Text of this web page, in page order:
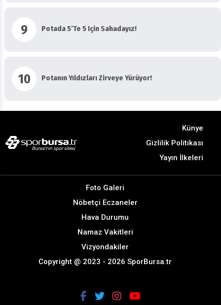
9 Potada 5’te 5 Için Sahadayız!
10 Potanın Yıldızları Zirveye Yürüyor!
Künye
Gizlilik Politikası
Yayın İlkeleri
Foto Galeri
Nöbetçi Eczaneler
Hava Durumu
Namaz Vakitleri
Vizyondakiler
Copyright @ 2023 - 2026 SporBursa.tr